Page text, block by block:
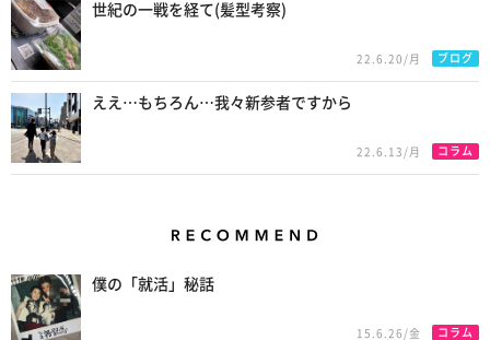
世紀の一戦を経て(髪型考察)
22.6.20/月 ブログ
ええ…もちろん…我々新参者ですから
22.6.13/月 コラム
僕の「就活」秘話
15.6.26/金 コラム